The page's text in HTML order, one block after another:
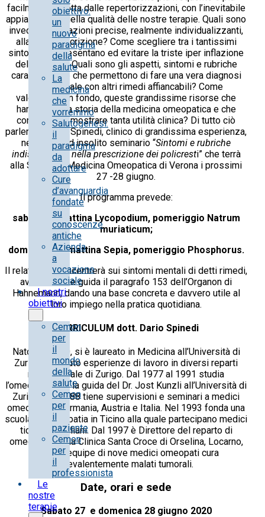
obiettivo:
un
nuovo
paradigma
della
salute
La
medicina
che
vorremmo
Salutogenesi:
il
paradigma
da
adottare
Cure
d’avanguardia
fondate
su
conoscenze
antiche
Azienda
a
vocazione
sociale
I nostri
obiettivi
Cemon
per
il
mondo
della
salute
Cemon
per
il
paziente
Cemon
per
il
professionista
Le
nostre
terapie
facilmente indotta dalle repertorizzazioni, con l’inevitabile
appiattimento della qualità delle nostre terapie. Quali sono
invece le indicazioni precise, realmente individualizzanti,
alla loro prescrizione? Come scegliere tra i tantissimi
sintomi che presentano ed evitare la triste iper inflazione
del loro uso? Quali sono gli aspetti, sintomi e rubriche
caratteristiche che permettono di fare una vera diagnosi
differenziale con altri rimedi affiancabili? Come
valorizzare, in fondo, queste grandissime risorse che
hanno fatto la storia della medicina omeopatica e che
continuano a mostrare tanta utilità clinica? Di tutto ciò
parlerà il dottor Spinedi, clinico di grandissima esperienza,
nel nuovo ed insolito seminario “Sintomi e rubriche
indispensabili nella prescrizione dei policresti” che terrà
alla Scuola di Medicina Omeopatica di Verona i prossimi
27 -28 giugno.
Il programma prevede:
sabato 27 mattina Lycopodium, pomeriggio Natrum
muriaticum;
domenica 28 mattina Sepia, pomeriggio Phosphorus.
Il relatore si concentrerà sui sintomi mentali di detti rimedi,
avendo come guida il paragrafo 153 dell’Organon di
Hahnemann, dando una base concreta e davvero utile al
loro impiego nella pratica quotidiana.
CURRICULUM dott. Dario Spinedi
Nato nel 1950, si è laureato in Medicina all’Università di
Zurigo. Ha avuto esperienze di lavoro in diversi reparti
nell’ospedale di Zurigo. Dal 1977 al 1991 studia
l’omeopatia con la guida del Dr. Jost Kunzli all’Università di
Zurigo. Dal 1988 tiene supervisioni e seminari a medici
omeopati di Germania, Austria e Italia. Nel 1993 fonda una
scuola di omeopatia in Ticino alla quale partecipano medici
ticinesi e italiani. Dal 1997 è Direttore del reparto di
omeopatia della Clinica Santa Croce di Orselina, Locarno,
dove un’equipe di nove medici omeopati cura
prevalentemente malati tumorali.
Date, orari e sede
Sabato 27 e domenica 28 giugno 2020